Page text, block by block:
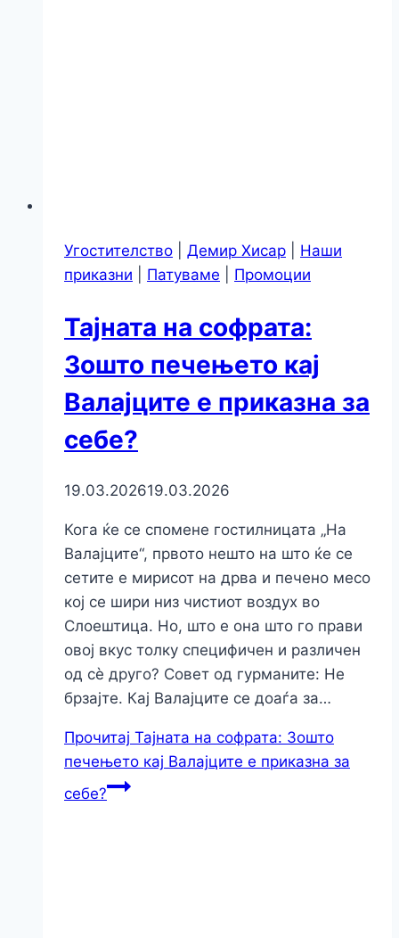
Угостителство Демир Хисар
Наши
приказни
Патуваме Промоции
Тајната на софрата:
Зошто печењето кај
Валајците е приказна за
себе?
19.03.202619.03.2026
Кога ќе се спомене гостилницата „На
Валајците“, првото нешто на што ќе се
сетите е мирисот на дрва и печено месо
кој се шири низ чистиот воздух во
Слоештица. Но, што е она што го прави
овој вкус толку специфичен и различен
од сè друго? Совет од гурманите: Не
брзајте. Кај Валајците се доаѓа за…
Прочитај Тајната на софрата: Зошто
печењето кај Валајците е приказна за
себе?